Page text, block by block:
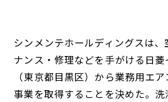
シンメンテホールディングスは
ナンス・修理などを手がける日
（東京都目黒区）から業務用エ
事業を取得することを決めた。